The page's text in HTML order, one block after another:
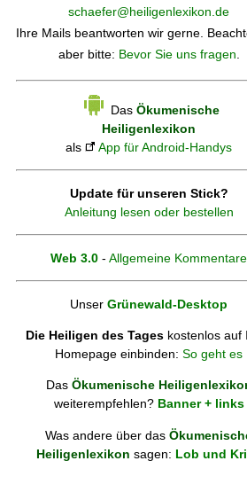
schaefer@heiligenlexikon.de
Ihre Mails beantworten wir gerne.
aber bitte: Bevor Sie uns fragen.
Das Ökumenische
Heiligenlexikon
als
App für Android-Handys
Update für unseren Stick?
Anleitung lesen oder bestellen
Web 3.0 - Allgemeine Kommentare
Unser Grünewald-Desktop
Die Heiligen des Tages kostenlos auf
Homepage einbinden: So geht es
Das Ökumenische
weiterempfehlen? Banner + links
Was andere über das
Heiligenlexikon sagen: Lob und